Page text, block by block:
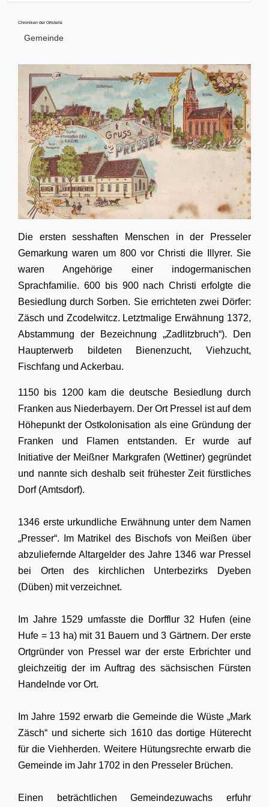
Chroniken der Ortsteile
Gemeinde
Die ersten sesshaften Menschen in der Presseler
Gemarkung waren um 800 vor Christi die Illyrer. Sie
waren Angehörige einer indogermanischen
Sprachfamilie. 600 bis 900 nach Christi erfolgte die
Besiedlung durch Sorben. Sie errichteten zwei Dörfer:
Zäsch und Zcodelwitcz. Letztmalige Erwähnung 1372,
Abstammung der Bezeichnung „Zadlitzbruch“). Den
Haupterwerb bildeten Bienenzucht, Viehzucht,
Fischfang und Ackerbau.
1150 bis 1200 kam die deutsche Besiedlung durch
Franken aus Niederbayern. Der Ort Pressel ist auf dem
Höhepunkt der Ostkolonisation als eine Gründung der
Franken und Flamen entstanden. Er wurde auf
Initiative der Meißner Markgrafen (Wettiner) gegründet
und nannte sich deshalb seit frühester Zeit fürstliches
Dorf (Amtsdorf).
1346 erste urkundliche Erwähnung unter dem Namen
„Presser“. Im Matrikel des Bischofs von Meißen über
abzuliefernde Altargelder des Jahre 1346 war Pressel
bei Orten des kirchlichen Unterbezirks Dyeben
(Düben) mit verzeichnet.
Im Jahre 1529 umfasste die Dorfflur 32 Hufen (eine
Hufe = 13 ha) mit 31 Bauern und 3 Gärtnern. Der erste
Ortgründer von Pressel war der erste Erbrichter und
gleichzeitig der im Auftrag des sächsischen Fürsten
Handelnde vor Ort.
Im Jahre 1592 erwarb die Gemeinde die Wüste „Mark
Zäsch“ und sicherte sich 1610 das dortige Hüterecht
für die Viehherden. Weitere Hütungsrechte erwarb die
Gemeinde im Jahr 1702 in den Presseler Brüchen.
Einen beträchtlichen Gemeindezuwachs erfuhr